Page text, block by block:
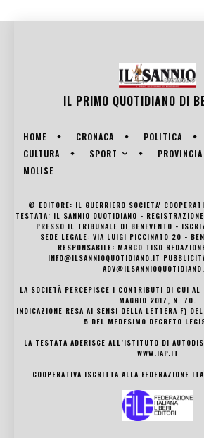
IL PRIMO QUOTIDIANO DI
HOME CRONACA POLITICA
CULTURA
SPORT PROVINCIA
MOLISE
© EDITORE: IL GUERRIERO SOCIETA'
TESTATA: IL SANNIO QUOTIDIANO -
PRESSO IL TRIBUNALE DI BENEVENTO -
SEDE LEGALE: VIA LUIGI PICCINATO 20 -
RESPONSABILE: MARCO TISO
INFO@ILSANNIOQUOTIDIANO.IT
LA SOCIETÀ PERCEPISCE I CONTRIBUTI DI CUI AL
MAGGIO 2017, N. 70.
INDICAZIONE RESA AI SENSI DELLA LETTERA F)
5 DEL MEDESIMO DECRETO
LA TESTATA ADERISCE ALL’ISTITUTO DI
WWW.IAP.IT
COOPERATIVA ISCRITTA ALLA FEDERAZIONE